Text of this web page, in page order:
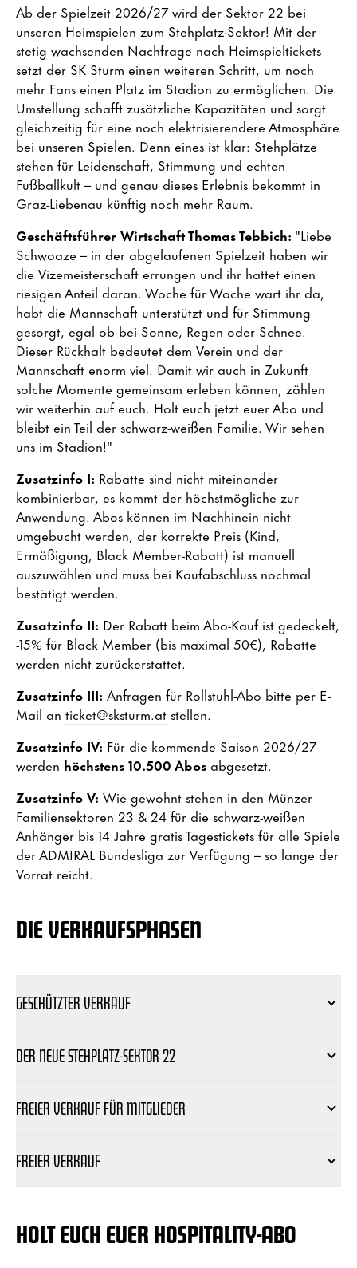
Ab der Spielzeit 2026/27 wird der Sektor 22 bei
unseren Heimspielen zum Stehplatz-Sektor! Mit der
stetig wachsenden Nachfrage nach Heimspieltickets
setzt der SK Sturm einen weiteren Schritt, um noch
mehr Fans einen Platz im Stadion zu ermöglichen. Die
Umstellung schafft zusätzliche Kapazitäten und sorgt
gleichzeitig für eine noch elektrisierendere Atmosphäre
bei unseren Spielen. Denn eines ist klar: Stehplätze
stehen für Leidenschaft, Stimmung und echten
Fußballkult – und genau dieses Erlebnis bekommt in
Graz-Liebenau künftig noch mehr Raum.
Geschäftsführer Wirtschaft Thomas Tebbich: "Liebe
Schwoaze – in der abgelaufenen Spielzeit haben wir
die Vizemeisterschaft errungen und ihr hattet einen
riesigen Anteil daran. Woche für Woche wart ihr da,
habt die Mannschaft unterstützt und für Stimmung
gesorgt, egal ob bei Sonne, Regen oder Schnee.
Dieser Rückhalt bedeutet dem Verein und der
Mannschaft enorm viel. Damit wir auch in Zukunft
solche Momente gemeinsam erleben können, zählen
wir weiterhin auf euch. Holt euch jetzt euer Abo und
bleibt ein Teil der schwarz-weißen Familie. Wir sehen
uns im Stadion!"
Zusatzinfo I: Rabatte sind nicht miteinander
kombinierbar, es kommt der höchstmögliche zur
Anwendung. Abos können im Nachhinein nicht
umgebucht werden, der korrekte Preis (Kind,
Ermäßigung, Black Member-Rabatt) ist manuell
auszuwählen und muss bei Kaufabschluss nochmal
bestätigt werden.
Zusatzinfo II: Der Rabatt beim Abo-Kauf ist gedeckelt,
-15% für Black Member (bis maximal 50€), Rabatte
werden nicht zurückerstattet.
Zusatzinfo III: Anfragen für Rollstuhl-Abo bitte per E-
Mail an ticket@sksturm.atstellen.
Zusatzinfo IV: Für die kommende Saison 2026/27
werden höchstens 10.500 Abos abgesetzt.
Zusatzinfo V: Wie gewohnt stehen in den Münzer
Familiensektoren 23 & 24 für die schwarz-weißen
Anhänger bis 14 Jahre gratis Tagestickets für alle Spiele
der ADMIRAL Bundesliga zur Verfügung – so lange der
Vorrat reicht.
DIE VERKAUFSPHASEN
GESCHÜTZTER VERKAUF
DER NEUE STEHPLATZ-SEKTOR 22
FREIER VERKAUF FÜR MITGLIEDER
FREIER VERKAUF
HOLT EUCH EUER HOSPITALITY-ABO